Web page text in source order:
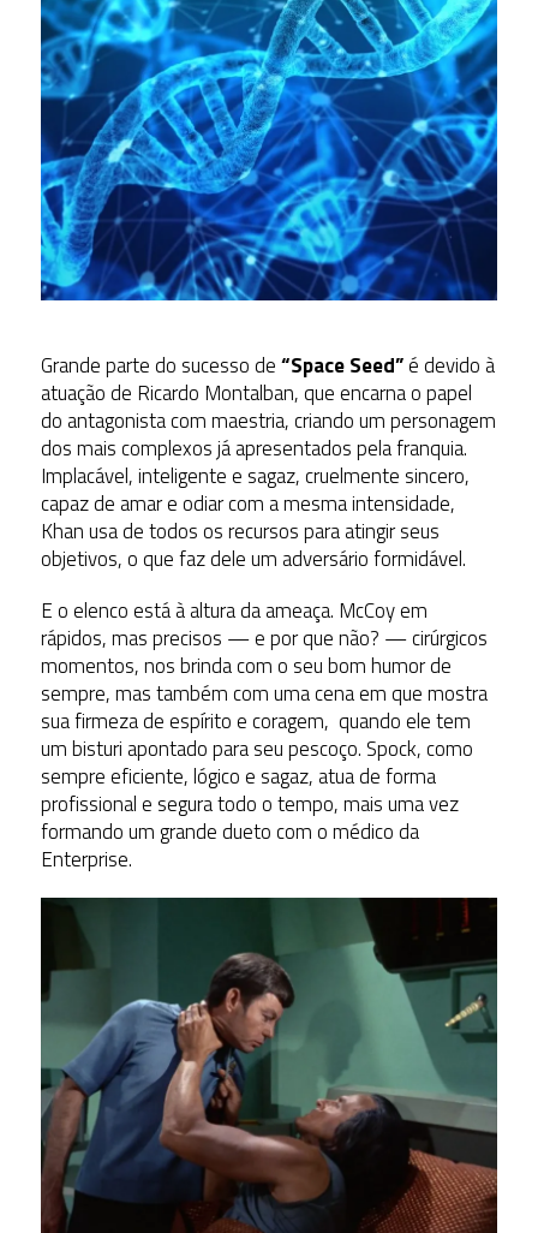
Grande parte do sucesso de“Space Seed”é devido à
atuação de Ricardo Montalban, que encarna o papel
do antagonista com maestria, criando um personagem
dos mais complexos já apresentados pela franquia.
Implacável, inteligente e sagaz, cruelmente sincero,
capaz de amar e odiar com a mesma intensidade,
Khan usa de todos os recursos para atingir seus
objetivos, o que faz dele um adversário formidável.
E o elenco está à altura da ameaça. McCoy em
rápidos, mas precisos — e por que não? — cirúrgicos
momentos, nos brinda com o seu bom humor de
sempre, mas também com uma cena em que mostra
sua firmeza de espírito e coragem, quando ele tem
um bisturi apontado para seu pescoço. Spock, como
sempre eficiente, lógico e sagaz, atua de forma
profissional e segura todo o tempo, mais uma vez
formando um grande dueto com o médico da
Enterprise.